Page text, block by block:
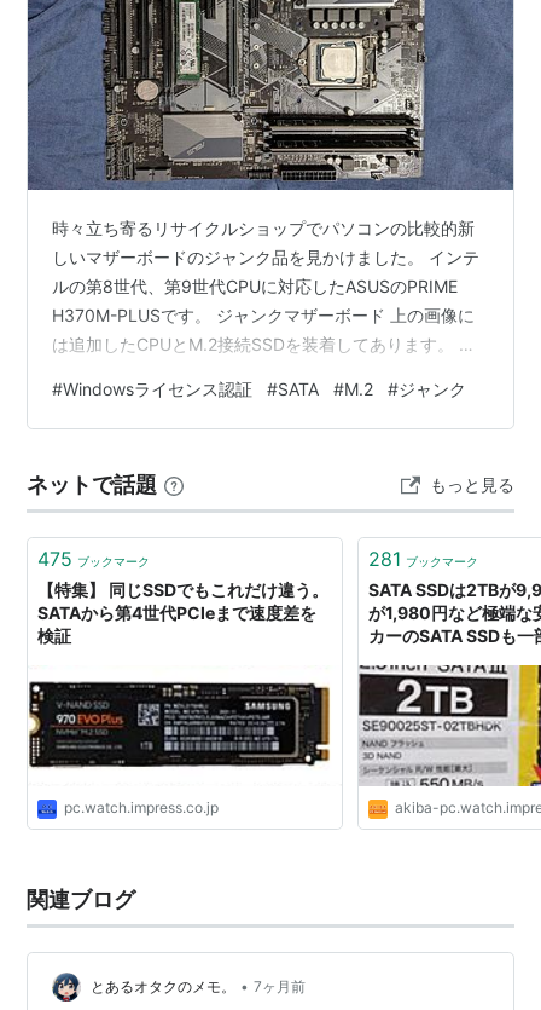
時々立ち寄るリサイクルショップでパソコンの比較的新
しいマザーボードのジャンク品を見かけました。 インテ
ルの第8世代、第9世代CPUに対応したASUSのPRIME
H370M-PLUSです。 ジャンクマザーボード 上の画像に
は追加したCPUとM.2接続SSDを装着してあります。 イ
作条件を満足しているのでしばらく使えます。 CPUソケ
ットのピンに曲がりは無く、埃はついていたものの問題
と印刷されたテープが貼られていたのでグラフィックボ
ードを搭載した状態で販売したセット品のマザーボード
と…
#Windowsライセンス認証 #SATA #M.2 #ジャンク
ネットで話題 もっと見る
475 ブックマーク
【特集】 同じSSDでもこれだけ違う。
SATAから第4世代PCIeまで速度差を
検証
pc.watch.impress.co.jp
281 ブックマーク
SATA SSDは2TBが
が1,980円など極端な
カーのSATA SSDも
akiba-
関連ブログ
とあるオタクのメモ。 • 7ヶ月前